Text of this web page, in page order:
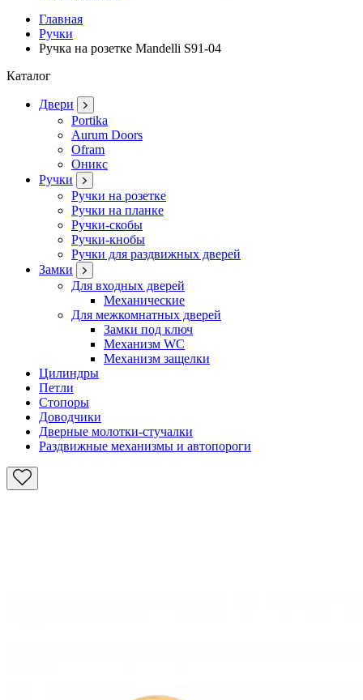
Главная
Ручки
Ручка на розетке Mandelli S91-04
Каталог
Двери
Portika
Aurum Doors
Ofram
Оникс
Ручки
Ручки на розетке
Ручки на планке
Ручки-скобы
Ручки-кнобы
Ручки для раздвижных дверей
Замки
Для входных дверей
Механические
Для межкомнатных дверей
Замки под ключ
Механизм WC
Механизм защелки
Цилиндры
Петли
Стопоры
Доводчики
Дверные молотки-стучалки
Раздвижные механизмы и автопороги